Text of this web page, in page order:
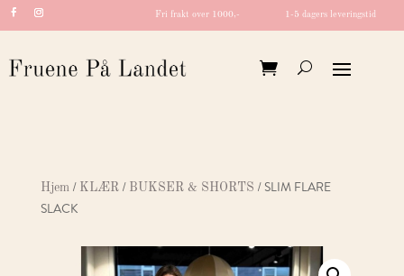
Fri frakt over 1000,- 1-5 dagers leveringstid
Hjem/ KLÆR/ BUKSER & SHORTS / SLIM FLARE
SLACK